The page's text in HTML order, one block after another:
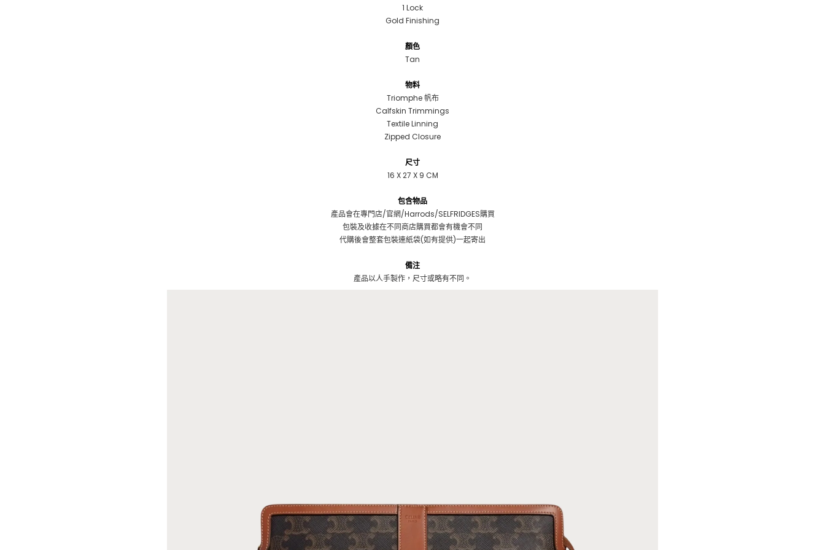
1 Lock
Gold Finishing
顏色
Tan
物料
Triomphe 帆布
Calfskin Trimmings
Textile Linning
Zipped Closure
尺寸
16 X 27 X 9 CM
包含物品
產品會在專門店/官網/Harrods/SELFRIDGES購買
包裝及收據在不同商店購買都會有機會不同
代購後會整套包裝連紙袋(如有提供)一起寄出
備注
產品以人手製作，尺寸或略有不同 。